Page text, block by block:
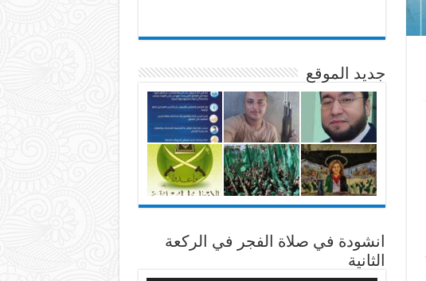
جديد الموقع
انشودة في صلاة الفجر في الركعة
الثانية